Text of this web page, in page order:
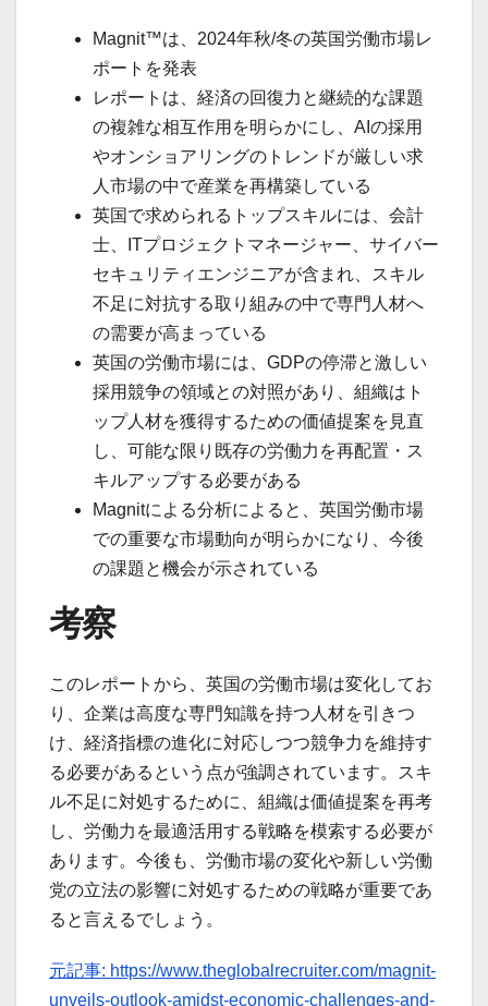
Magnit™は、2024年秋/冬の英国労働市場レ
ポートを発表
レポートは、経済の回復力と継続的な課題
の複雑な相互作用を明らかにし、AIの採用
やオンショアリングのトレンドが厳しい求
人市場の中で産業を再構築している
英国で求められるトップスキルには、会計
士、ITプロジェクトマネージャー、サイバー
セキュリティエンジニアが含まれ、スキル
不足に対抗する取り組みの中で専門人材へ
の需要が高まっている
英国の労働市場には、GDPの停滞と激しい
採用競争の領域との対照があり、組織はト
ップ人材を獲得するための価値提案を見直
し、可能な限り既存の労働力を再配置・ス
キルアップする必要がある
Magnitによる分析によると、英国労働市場
での重要な市場動向が明らかになり、今後
の課題と機会が示されている
考察
このレポートから、英国の労働市場は変化してお
り、企業は高度な専門知識を持つ人材を引きつ
け、経済指標の進化に対応しつつ競争力を維持す
る必要があるという点が強調されています。スキ
ル不足に対処するために、組織は価値提案を再考
し、労働力を最適活用する戦略を模索する必要が
あります。今後も、労働市場の変化や新しい労働
党の立法の影響に対処するための戦略が重要であ
ると言えるでしょう。
元記事: https://www.theglobalrecruiter.com/magnit-
unveils-outlook-amidst-economic-challenges-and-